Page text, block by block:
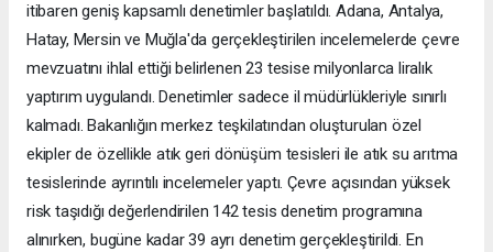
itibaren geniş kapsamlı denetimler başlatıldı. Adana, Antalya,
Hatay, Mersin ve Muğla'da gerçekleştirilen incelemelerde çevre
mevzuatını ihlal ettiği belirlenen 23 tesise milyonlarca liralık
yaptırım uygulandı. Denetimler sadece il müdürlükleriyle sınırlı
kalmadı. Bakanlığın merkez teşkilatından oluşturulan özel
ekipler de özellikle atık geri dönüşüm tesisleri ile atık su arıtma
tesislerinde ayrıntılı incelemeler yaptı. Çevre açısından yüksek
risk taşıdığı değerlendirilen 142 tesis denetim programına
alınırken, bugüne kadar 39 ayrı denetim gerçekleştirildi. En